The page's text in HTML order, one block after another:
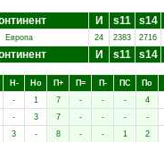
И s11 s14
Европа 24 2383 2716
И s11 s14
Н- Нo П+ П= П- ПC Пo
- 1 7 - - - 4
- 3 7 - - - -
3 - 8 - - 1 2